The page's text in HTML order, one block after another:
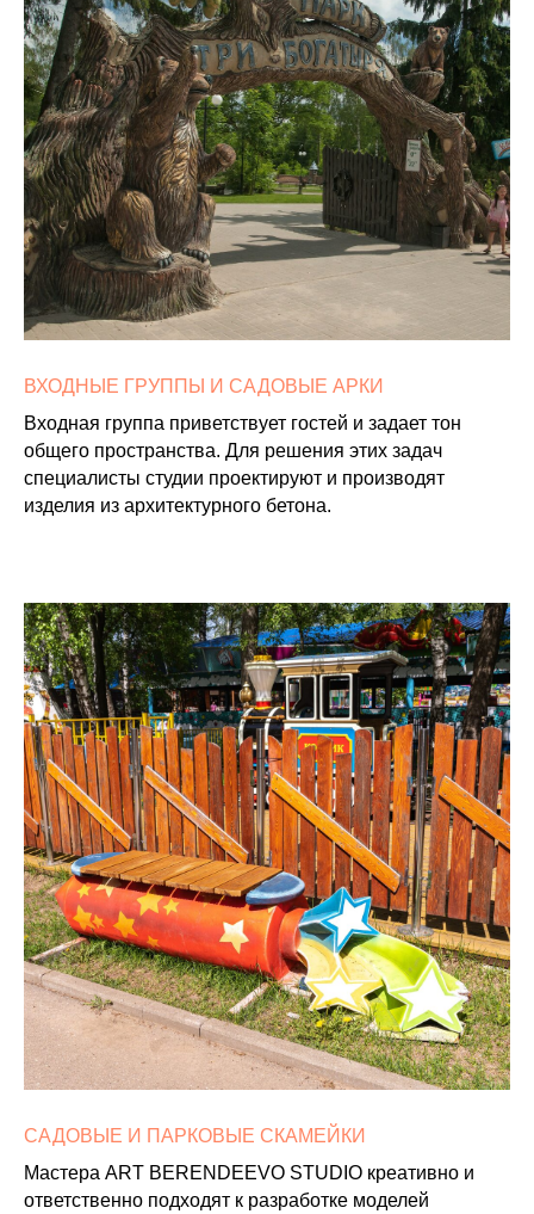
ВХОДНЫЕ ГРУППЫ И САДОВЫЕ АРКИ
Входная группа приветствует гостей и задает тон
общего пространства. Для решения этих задач
специалисты студии проектируют и производят
изделия из архитектурного бетона.
САДОВЫЕ И ПАРКОВЫЕ СКАМЕЙКИ
Мастера ART BERENDEEVO STUDIO креативно и
ответственно подходят к разработке моделей